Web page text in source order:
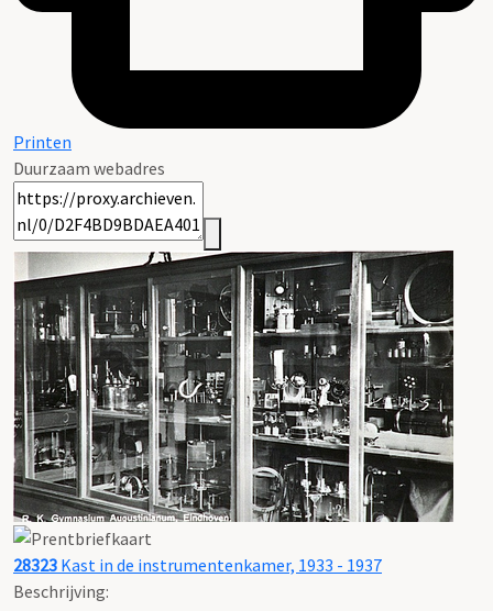
Printen
Duurzaam webadres
28323 Kast in de instrumentenkamer, 1933 - 1937
Beschrijving: